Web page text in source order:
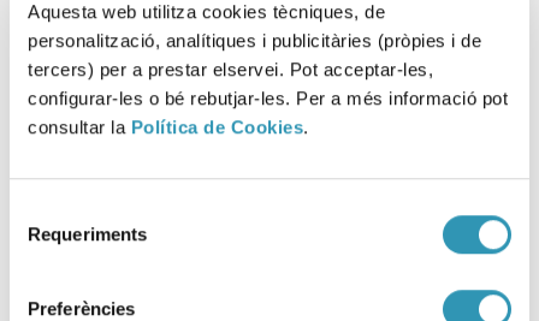
Aquesta web utilitza cookies tècniques, de
personalització, analítiques i publicitàries (pròpies i de
tercers) per a prestar elservei. Pot acceptar-les,
configurar-les o bé rebutjar-les. Per a més informació pot
consultar la Política de Cookies.
Requeriments
Preferències
Vigilància de les
Desigualtats en Salut a
Barcelona
La Salut en xifres